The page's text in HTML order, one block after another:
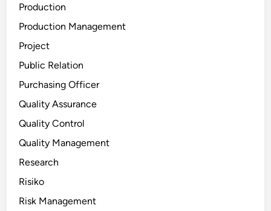
Production
Production Management
Project
Public Relation
Purchasing Officer
Quality Assurance
Quality Control
Quality Management
Research
Risiko
Risk Management